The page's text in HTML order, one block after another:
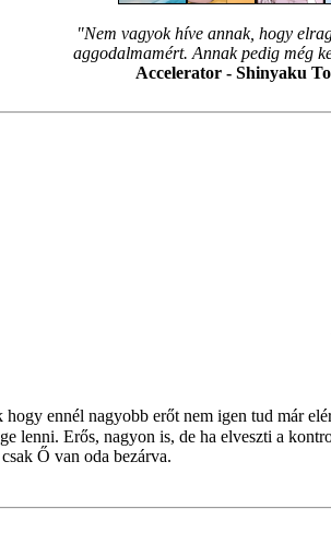
"Nem vagyok híve annak, hogy
aggodalmamért. Annak pedig még
Accelerator - Shinyaku
ennél nagyobb erőt nem igen tud már
lenni. Erős, nagyon is, de ha elveszti a
Ő van oda bezárva.